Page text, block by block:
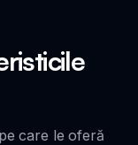
care le oferă